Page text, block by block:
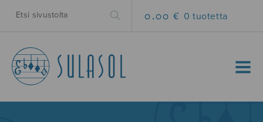
0.00 € 0 tuotetta
MENU